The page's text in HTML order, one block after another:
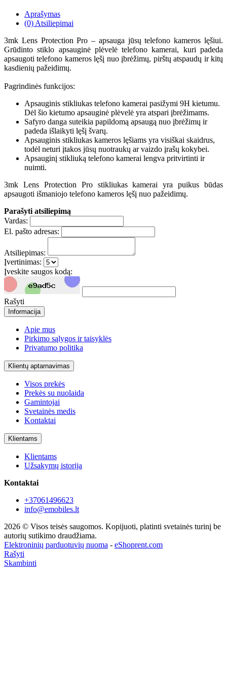
Aprašymas
(0) Atsiliepimai
3mk Lens Protection Pro – apsauga jūsų telefono kameros lęšiui.
Grūdinto stiklo apsauginė plėvelė telefono kamerai, kuri padeda
apsaugoti telefono kameros lęšį nuo įbrėžimų, pirštų atspaudų ir kitų
kasdienių pažeidimų.
Pagrindinės funkcijos:
Apsauginis stikliukas telefono kamerai pasižymi 9H kietumu.
Dėl šio kietumo apsauginė plėvelė yra atspari įbrėžimams.
Safyro danga suteikia papildomą apsaugą nuo įbrėžimų ir
padeda išlaikyti lęšį švarų.
Apsauginis stikliukas kameros lęšiams yra visiškai skaidrus,
todėl neturi įtakos jūsų nuotraukų ar vaizdo įrašų kokybei.
Apsauginį stikliuką telefono kamerai lengva pritvirtinti ir
nuimti.
3mk Lens Protection Pro stikliukas kamerai yra puikus būdas
apsaugoti išmaniojo telefono kameros lęšį nuo pažeidimų.
Parašyti atsiliepimą
Vardas:
El. pašto adresas:
Atsiliepimas:
Įvertinimas:
Įveskite saugos kodą:
Rašyti
Informacija
Apie mus
Pirkimo sąlygos ir taisyklės
Privatumo politika
Klientų aptarnavimas
Visos prekės
Prekės su nuolaida
Gamintojai
Svetainės medis
Kontaktai
Klientams
Klientams
Užsakymų istorija
Kontaktai
+37061496623
info@emobiles.lt
2026 © Visos teisės saugomos. Kopijuoti, platinti svetainės turinį be
autorių sutikimo draudžiama.
Elektroninių parduotuvių nuoma - eShoprent.com
Rašyti
Skambinti